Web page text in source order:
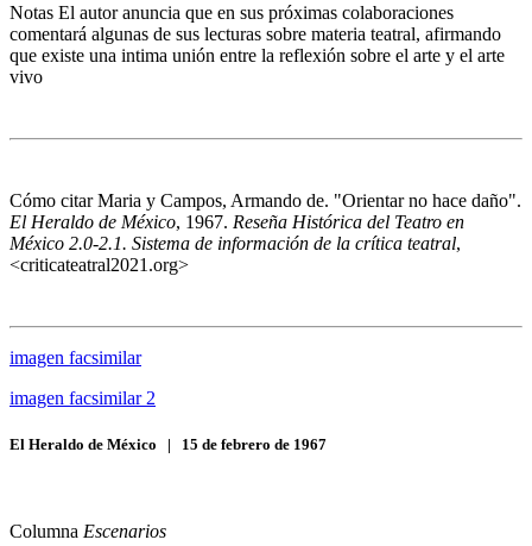
Notas El autor anuncia que en sus próximas colaboraciones
comentará algunas de sus lecturas sobre materia teatral, afirmando
que existe una intima unión entre la reflexión sobre el arte y el arte
vivo
Cómo citarMaria y Campos, Armando de. "Orientar no hace daño".
El Heraldo de México, 1967. Reseña Histórica del Teatro en
México 2.0-2.1. Sistema de información de la crítica teatral,
<criticateatral2021.org>
imagen facsimilar
imagen facsimilar 2
El Heraldo de México | 15 de febrero de 1967
Columna Escenarios